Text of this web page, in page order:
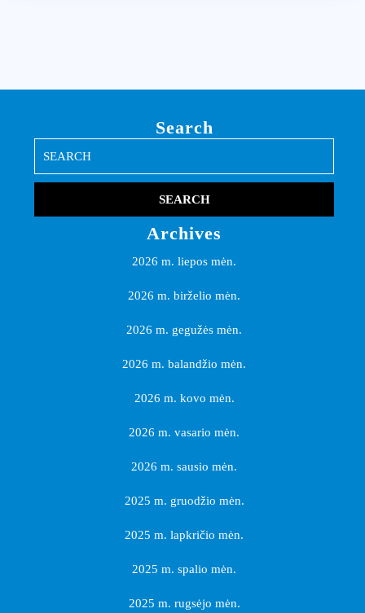
Search
for:
Archives
2026 m. liepos mėn.
2026 m. birželio mėn.
2026 m. gegužės mėn.
2026 m. balandžio mėn.
2026 m. kovo mėn.
2026 m. vasario mėn.
2026 m. sausio mėn.
2025 m. gruodžio mėn.
2025 m. lapkričio mėn.
2025 m. spalio mėn.
2025 m. rugsėjo mėn.